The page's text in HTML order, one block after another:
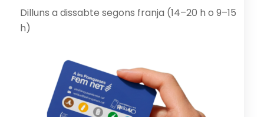
Dilluns a dissabte segons franja (14–20 h o 9–15
h)